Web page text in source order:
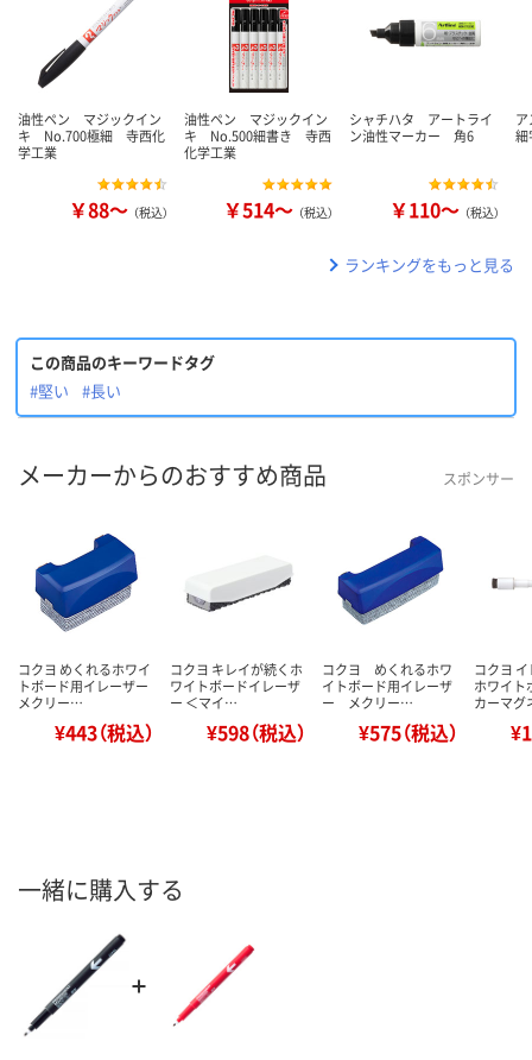
油性ペン マジックイン
キ No.700極細 寺西化
学工業
￥88～ （税込）
油性ペン マジックイン
キ No.500細書き 寺西
化学工業
￥514～ （税込）
シャチハタ アートライ
ン油性マーカー 角6
￥110～ （税込）
ランキングをもっと見る
この商品のキーワードタグ
#堅い
#長い
メーカーからのおすすめ商品 スポンサー
コクヨ めくれるホワイ
トボード用イレーザー
メクリー…
¥443（税込）
コクヨ キレイが続くホ
ワイトボードイレーザ
ー ＜マイ…
¥598（税込）
コクヨ めくれるホワ
イトボード用イレーザ
ー メクリー…
¥575（税込）
コクヨ
ホワイト
カーマ
一緒に購入する